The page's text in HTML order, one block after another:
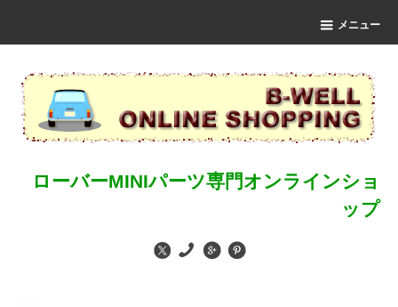
メニュー
ローバーMINIパーツ専門オンラインショ
ップ